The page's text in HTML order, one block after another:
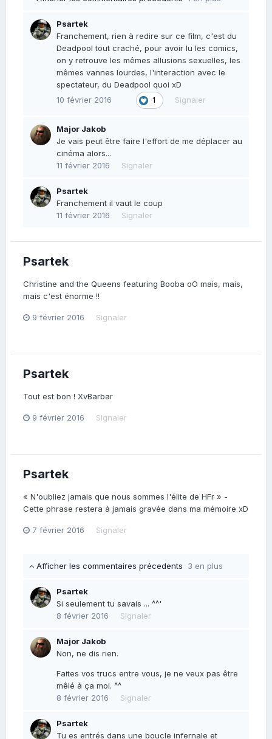
Psartek
Franchement, rien à redire sur ce film, c'est du
Deadpool tout craché, pour avoir lu les comics,
on y retrouve les mêmes allusions sexuelles, les
mêmes vannes lourdes, l'interaction avec le
spectateur, du Deadpool quoi xD
10 février 2016
1 Signaler
Major Jakob
Je vais peut être faire l'effort de me déplacer au
cinéma alors...
11 février 2016
Signaler
Psartek
Franchement il vaut le coup
11 février 2016
Signaler
Psartek
Christine and the Queens featuring Booba oO mais, mais,
mais c'est énorme !!
9 février 2016 Signaler
Psartek
Tout est bon ! XvBarbar
9 février 2016 Signaler
Psartek
« N'oubliez jamais que nous sommes l'élite de HFr » -
Cette phrase restera à jamais gravée dans ma mémoire xD
7 février 2016 Signaler
Afficher les commentaires précedents 3 en plus
Psartek
Si seulement tu savais ... ^^'
8 février 2016
Signaler
Major Jakob
Non, ne dis rien.
Faites vos trucs entre vous, je ne veux pas être
mêlé à ça moi. ^^
8 février 2016
Signaler
Psartek
Tu es entrés dans une boucle infernale et